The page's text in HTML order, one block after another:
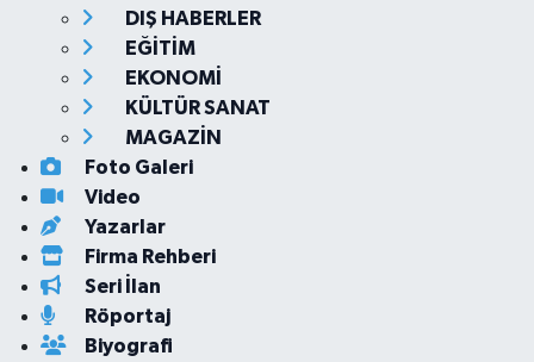
DIŞ HABERLER
EĞİTİM
EKONOMİ
KÜLTÜR SANAT
MAGAZİN
Foto Galeri
Video
Yazarlar
Firma Rehberi
Seri İlan
Röportaj
Biyografi